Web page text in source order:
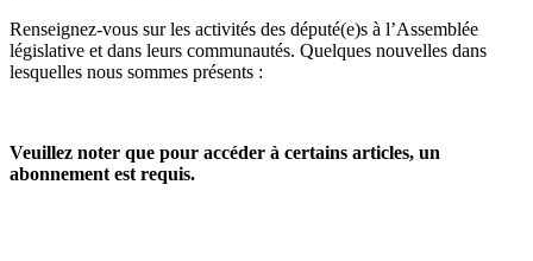
Renseignez-vous sur les activités des député(e)s à l’Assemblée
législative et dans leurs communautés. Quelques nouvelles dans
lesquelles nous sommes présents :
Veuillez noter que pour accéder à certains articles, un
abonnement est requis.